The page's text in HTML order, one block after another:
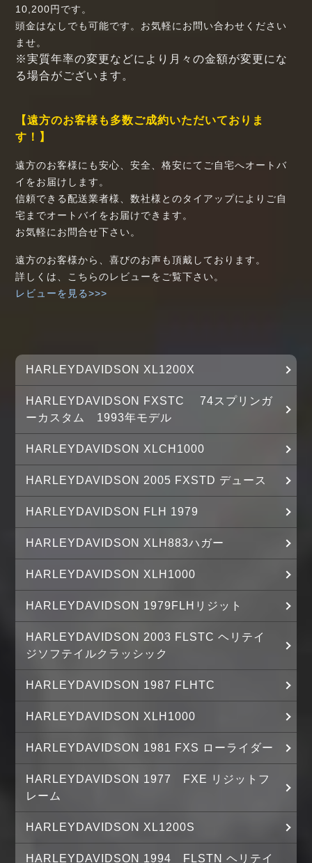
10,200円です。
頭金はなしでも可能です。お気軽にお問い合わせください
ませ。
※実質年率の変更などにより月々の金額が変更にな
る場合がございます。
【遠方のお客様も多数ご成約いただいておりま
す！】
遠方のお客様にも安心、安全、格安にてご自宅へオートバ
イをお届けします。
信頼できる配送業者様、数社様とのタイアップによりご自
宅までオートバイをお届けできます。
お気軽にお問合せ下さい。
遠方のお客様から、喜びのお声も頂戴しております。
詳しくは、こちらのレビューをご覧下さい。
レビューを見る>>>
HARLEYDAVIDSON XL1200X
HARLEYDAVIDSON FXSTC 74スプリンガ
ーカスタム 1993年モデル
HARLEYDAVIDSON XLCH1000
HARLEYDAVIDSON 2005 FXSTD デュース
HARLEYDAVIDSON FLH 1979
HARLEYDAVIDSON XLH883ハガー
HARLEYDAVIDSON XLH1000
HARLEYDAVIDSON 1979FLHリジット
HARLEYDAVIDSON 2003 FLSTC ヘリテイ
ジソフテイルクラッシック
HARLEYDAVIDSON 1987 FLHTC
HARLEYDAVIDSON XLH1000
HARLEYDAVIDSON 1981 FXS ローライダー
HARLEYDAVIDSON 1977 FXE リジットフ
レーム
HARLEYDAVIDSON XL1200S
HARLEYDAVIDSON 1994 FLSTN ヘリテイ